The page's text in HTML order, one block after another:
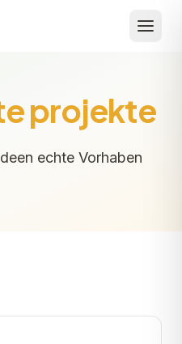
projekte
echte Vorhaben